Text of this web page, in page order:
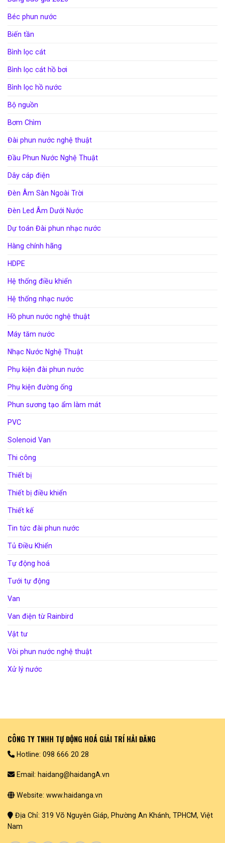
Béc phun nước
Biến tần
Bình lọc cát
Bình lọc cát hồ bơi
Bình lọc hồ nước
Bộ nguồn
Bơm Chìm
Đài phun nước nghệ thuật
Đầu Phun Nước Nghệ Thuật
Dây cáp điện
Đèn Âm Sàn Ngoài Trời
Đèn Led Âm Dưới Nước
Dự toán Đài phun nhạc nước
Hàng chính hãng
HDPE
Hệ thống điều khiển
Hệ thống nhạc nước
Hồ phun nước nghệ thuật
Máy tăm nước
Nhạc Nước Nghệ Thuật
Phụ kiện đài phun nước
Phụ kiện đường ống
Phun sương tạo ẩm làm mát
PVC
Solenoid Van
Thi công
Thiết bị
Thiết bị điều khiển
Thiết kế
Tin tức đài phun nước
Tủ Điều Khiển
Tự động hoá
Tưới tự động
Van
Van điện từ Rainbird
Vật tư
Vòi phun nước nghệ thuật
Xử lý nước
CÔNG TY TNHH TỰ ĐỘNG HOÁ GIẢI TRÍ HẢI ĐĂNG
Hotline: 098 666 20 28
Email: haidang@haidangA.vn
Website: www.haidanga.vn
Địa Chỉ: 319 Võ Nguyên Giáp, Phường An Khánh, TPHCM, Việt
Nam